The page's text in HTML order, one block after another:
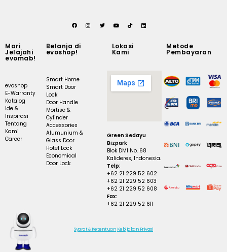
Mari
Jelajahi
evomab!
evoshop
E-Warranty
Katalog
Ide &
Inspirasi
Tentang
Kami
Career
Belanja di
evoshop!
Smart Home
Smart Door
Lock
Door Handle
Mortise &
Cylinder
Accessories
Alumunium &
Glass Door
Hotel Lock
Economical
Door Lock
Lokasi
Kami
Green Sedayu
Bizpark
Blok DM1 No. 68
Kalideres, Indonesia.
Telp:
+62 21 229 52 602
+62 21 229 52 603
+62 21 229 52 608
Fax:
+62 21 229 52 611
Metode
Pembayaran
Syarat & Ketentuan Kebijakan Privasi